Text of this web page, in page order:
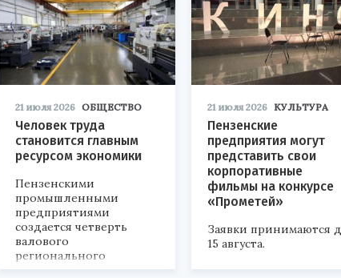
21 июля 2026 ОБЩЕСТВО
Человек труда
становится главным
ресурсом экономики
Пензенскими
промышленными
предприятиями
создается четверть
валового
регионального
продукта и
21 июля 2026 КУЛЬТУРА
Пензенские
предприятия могут
представить свои
корпоративные
фильмы на конкурсе
«Прометей»
Заявки принимаются
15 августа.